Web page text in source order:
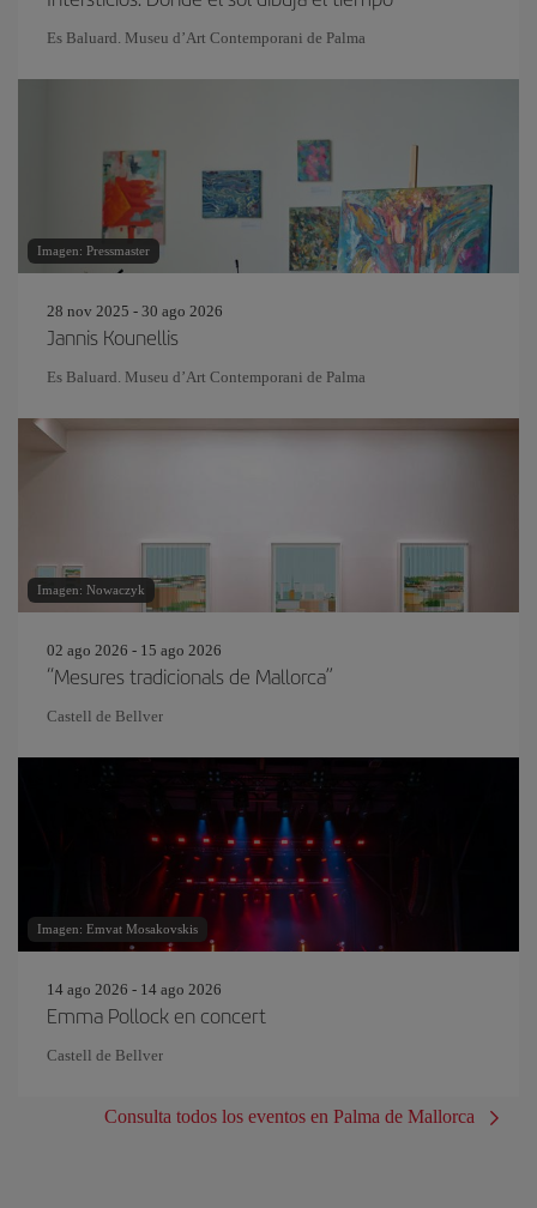
Es Baluard. Museu d’Art Contemporani de Palma
Imagen: Pressmaster
28 nov 2025 - 30 ago 2026
Jannis Kounellis
Es Baluard. Museu d’Art Contemporani de Palma
Imagen: Nowaczyk
02 ago 2026 - 15 ago 2026
“Mesures tradicionals de Mallorca”
Castell de Bellver
Imagen: Emvat Mosakovskis
14 ago 2026 - 14 ago 2026
Emma Pollock en concert
Castell de Bellver
Consulta todos los eventos en Palma de Mallorca